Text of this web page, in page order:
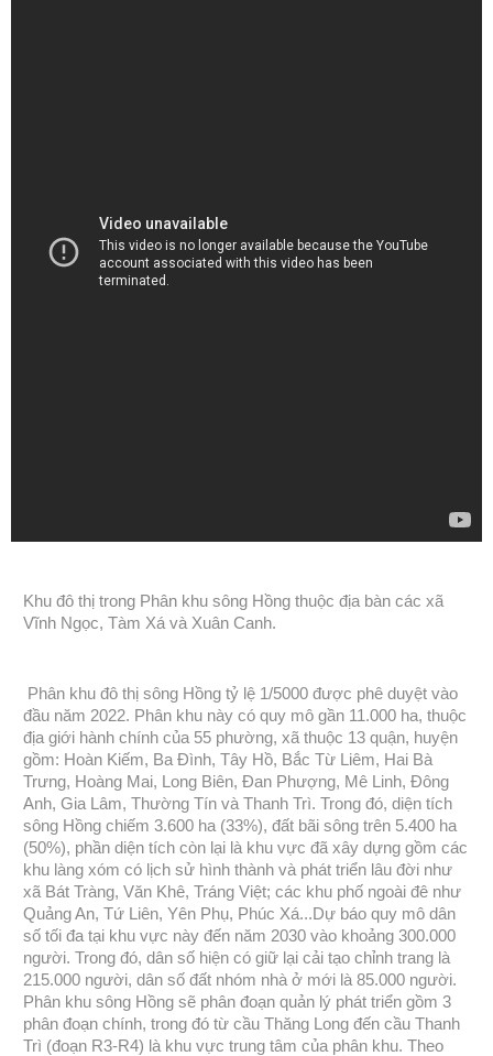
Khu đô thị trong Phân khu sông Hồng thuộc địa bàn các xã
Vĩnh Ngọc, Tàm Xá và Xuân Canh.
Phân khu đô thị sông Hồng tỷ lệ 1/5000 được phê duyệt vào
đầu năm 2022. Phân khu này có quy mô gần 11.000 ha, thuộc
địa giới hành chính của 55 phường, xã thuộc 13 quận, huyện
gồm: Hoàn Kiếm, Ba Đình, Tây Hồ, Bắc Từ Liêm, Hai Bà
Trưng, Hoàng Mai, Long Biên, Đan Phượng, Mê Linh, Đông
Anh, Gia Lâm, Thường Tín và Thanh Trì. Trong đó, diện tích
sông Hồng chiếm 3.600 ha (33%), đất bãi sông trên 5.400 ha
(50%), phần diện tích còn lại là khu vực đã xây dựng gồm các
khu làng xóm có lịch sử hình thành và phát triển lâu đời như
xã Bát Tràng, Văn Khê, Tráng Việt; các khu phố ngoài đê như
Quảng An, Tứ Liên, Yên Phụ, Phúc Xá...Dự báo quy mô dân
số tối đa tại khu vực này đến năm 2030 vào khoảng 300.000
người. Trong đó, dân số hiện có giữ lại cải tạo chỉnh trang là
215.000 người, dân số đất nhóm nhà ở mới là 85.000 người.
Phân khu sông Hồng sẽ phân đoạn quản lý phát triển gồm 3
phân đoạn chính, trong đó từ cầu Thăng Long đến cầu Thanh
Trì (đoạn R3-R4) là khu vực trung tâm của phân khu. Theo